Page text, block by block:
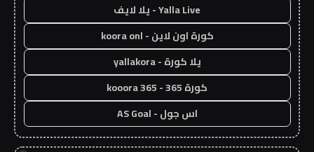
Yalla Live - يلا لايف
كورة اون لاين - koora onl
يلا كورة - yallakora
كورة 365 - kooora 365
اس جول - AS Goal